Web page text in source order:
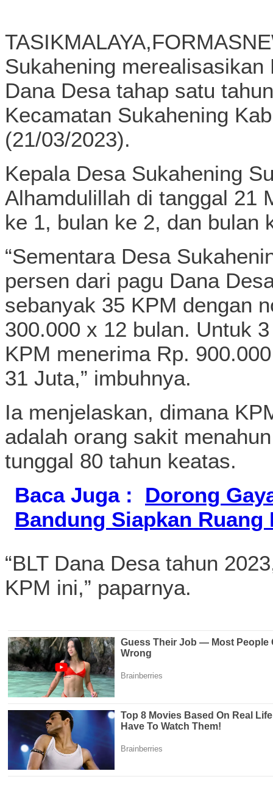
Sukahening merealisasikan
Dana Desa tahap satu
Kecamatan Sukahening
(21/03/2023).
Kepala Desa Sukahening
Alhamdulillah di tanggal 21
ke 1, bulan ke 2, dan bulan
“Sementara Desa
persen dari pagu Dana
sebanyak 35 KPM dengan
300.000 x 12 bulan. Untuk
KPM menerima Rp.
31 Juta,” imbuhnya.
Ia menjelaskan, dimana
adalah orang sakit
tunggal 80 tahun keatas.
Baca Juga :
Dorong
Bandung Siapkan
“BLT Dana Desa tahun
KPM ini,” paparnya.